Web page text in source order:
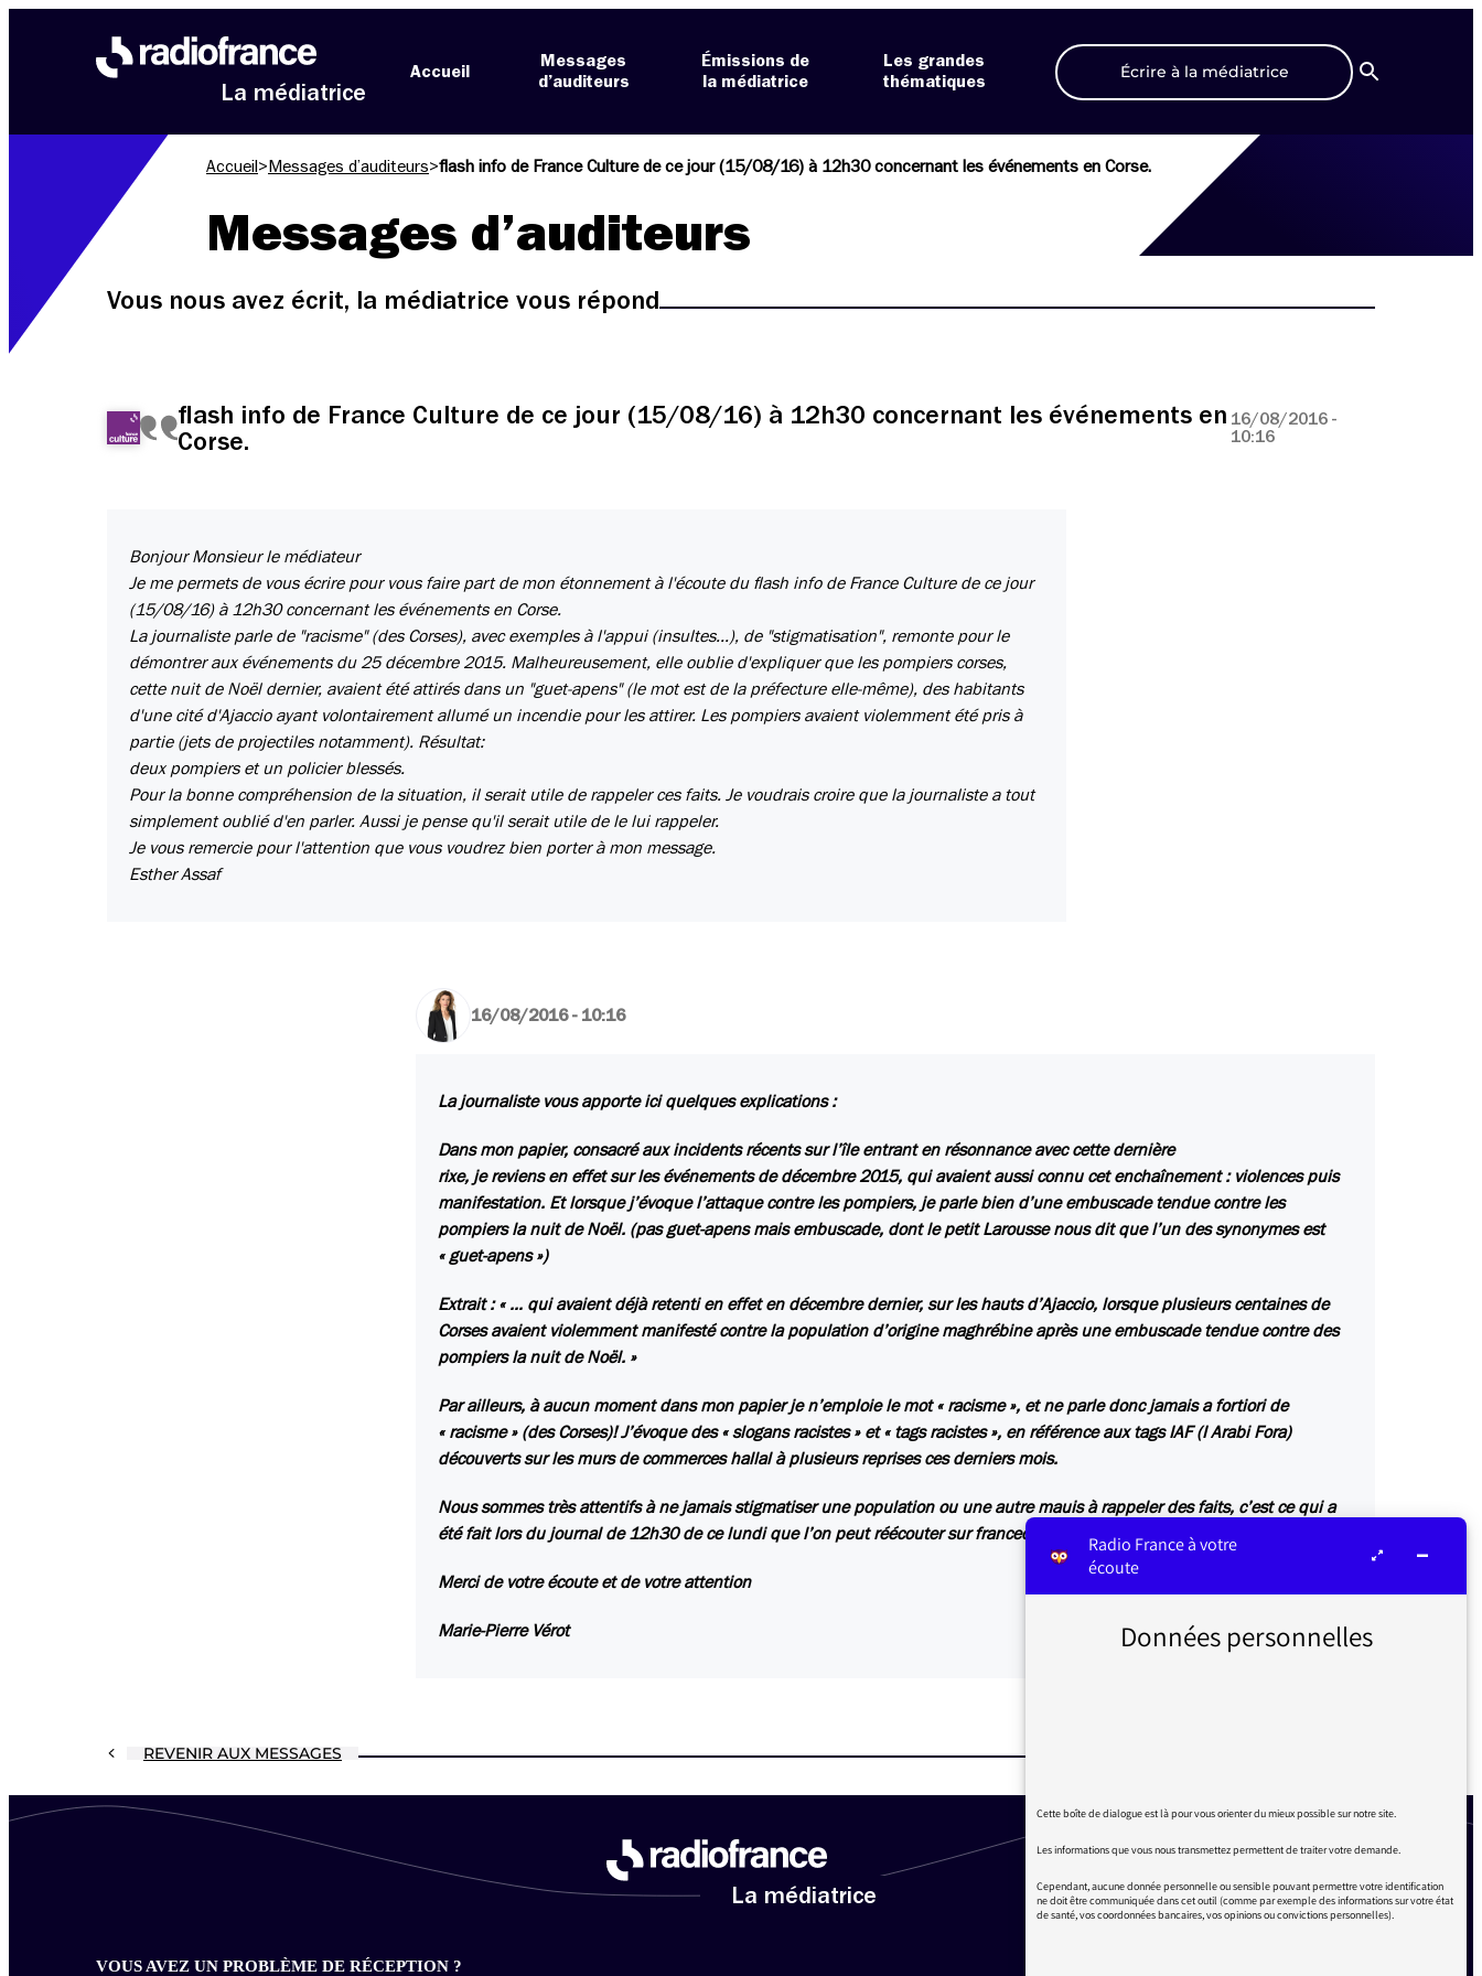
La médiatrice
Accueil
Messages
d’auditeurs
Émissions de
la médiatrice
Les grandes
thématiques
Écrire à la médiatrice
Recherche
Accueil > Messages d’auditeurs>flash info de France Culture de ce jour (15/08/16) à 12h30 concernant les événements en Corse.
Messages d’auditeurs
Vous nous avez écrit, la médiatrice vous répond
flash info de France Culture de ce jour (15/08/16) à 12h30 concernant les événements en
Corse.
16/08/2016 -
10:16
Bonjour Monsieur le médiateur
Je me permets de vous écrire pour vous faire part de mon étonnement à l'écoute du flash info de France Culture de ce jour
(15/08/16) à 12h30 concernant les événements en Corse.
La journaliste parle de "racisme" (des Corses), avec exemples à l'appui (insultes...), de "stigmatisation", remonte pour le
démontrer aux événements du 25 décembre 2015. Malheureusement, elle oublie d'expliquer que les pompiers corses,
cette nuit de Noël dernier, avaient été attirés dans un "guet-apens" (le mot est de la préfecture elle-même), des habitants
d'une cité d'Ajaccio ayant volontairement allumé un incendie pour les attirer. Les pompiers avaient violemment été pris à
partie (jets de projectiles notamment). Résultat:
deux pompiers et un policier blessés.
Pour la bonne compréhension de la situation, il serait utile de rappeler ces faits. Je voudrais croire que la journaliste a tout
simplement oublié d'en parler. Aussi je pense qu'il serait utile de le lui rappeler.
Je vous remercie pour l'attention que vous voudrez bien porter à mon message.
Esther Assaf
16/08/2016 - 10:16
La journaliste vous apporte ici quelques explications :
Dans mon papier, consacré aux incidents récents sur l’île entrant en résonnance avec cette dernière
rixe, je reviens en effet sur les événements de décembre 2015, qui avaient aussi connu cet enchaînement : violences puis
manifestation. Et lorsque j’évoque l’attaque contre les pompiers, je parle bien d’une embuscade tendue contre les
pompiers la nuit de Noël. (pas guet-apens mais embuscade, dont le petit Larousse nous dit que l’un des synonymes est
« guet-apens »)
Extrait : « … qui avaient déjà retenti en effet en décembre dernier, sur les hauts d’Ajaccio, lorsque plusieurs centaines de
Corses avaient violemment manifesté contre la population d’origine maghrébine après une embuscade tendue contre des
pompiers la nuit de Noël. »
Par ailleurs, à aucun moment dans mon papier je n’emploie le mot « racisme », et ne parle donc jamais a fortiori de
« racisme » (des Corses)! J’évoque des « slogans racistes » et « tags racistes », en référence aux tags IAF (I Arabi Fora)
découverts sur les murs de commerces hallal à plusieurs reprises ces derniers mois.
Nous sommes très attentifs à ne jamais stigmatiser une population ou une autre mauis à rappeler des faits, c’est ce qui a
été fait lors du journal de 12h30 de ce lundi que l’on peut réécouter sur franceculture.fr
Merci de votre écoute et de votre attention
Marie-Pierre Vérot
REVENIR AUX MESSAGES
La médiatrice
VOUS AVEZ UN PROBLÈME DE RÉCEPTION ?
Radio France à votre
écoute
Données personnelles
Cette boîte de dialogue est là pour vous orienter du mieux possible sur notre site.
Les informations que vous nous transmettez permettent de traiter votre demande.
Cependant, aucune donnée personnelle ou sensible pouvant permettre votre identification
ne doit être communiquée dans cet outil (comme par exemple des informations sur votre état
de santé, vos coordonnées bancaires, vos opinions ou convictions personnelles).